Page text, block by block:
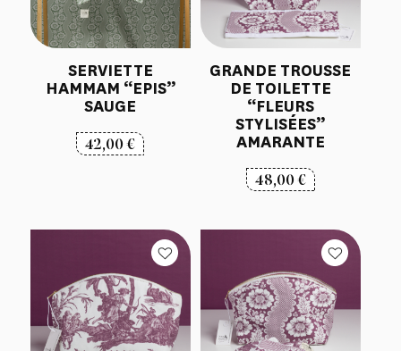
SERVIETTE
HAMMAM “EPIS”
SAUGE
42,00€
GRANDE TROUSSE
DE TOILETTE
“FLEURS
STYLISÉES”
AMARANTE
48,00€